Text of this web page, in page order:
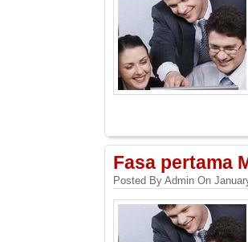
Fasa pertama
Posted By Admin On